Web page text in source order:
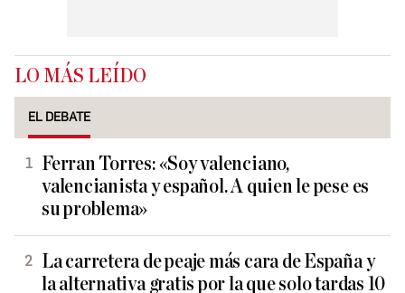
LO MÁS LEÍDO
EL DEBATE
Ferran Torres: «Soy valenciano,
valencianista y español. A quien le pese es
su problema»
La carretera de peaje más cara de España y
la alternativa gratis por la que solo tardas 10